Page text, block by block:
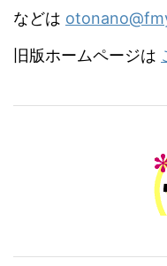
などは
旧版ホームページは